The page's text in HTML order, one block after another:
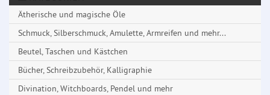
Ätherische und magische Öle
Schmuck, Silberschmuck, Amulette, Armreifen und mehr...
Beutel, Taschen und Kästchen
Bücher, Schreibzubehör, Kalligraphie
Divination, Witchboards, Pendel und mehr